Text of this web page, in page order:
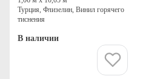
Турция, Флизелин, Винил горячего
тиснения
В наличии